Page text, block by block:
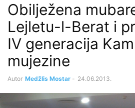
Obilježena
Lejletu-l-Berat i
IV generacija
mujezine
Autor Medžlis Mostar - 24.06.2013.